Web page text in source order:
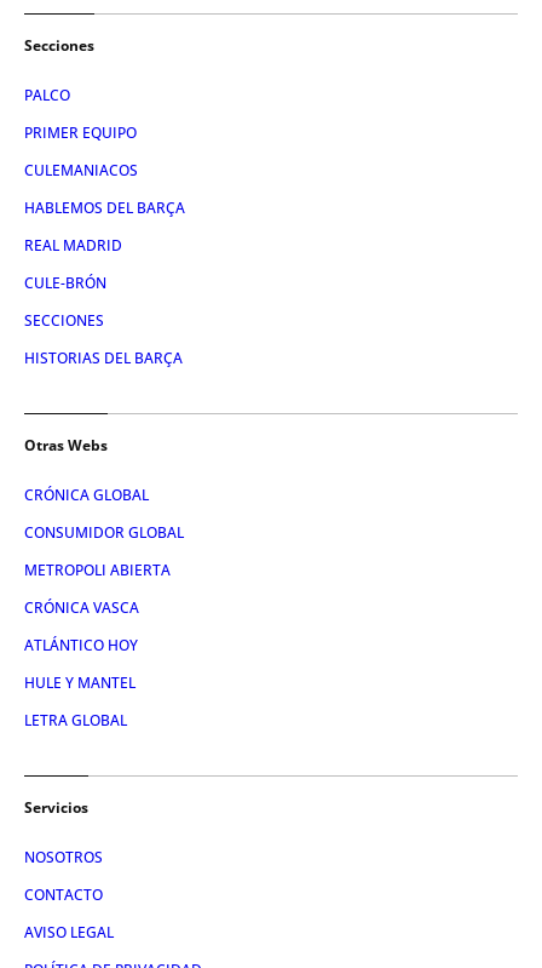
Secciones
PALCO
PRIMER EQUIPO
CULEMANIACOS
HABLEMOS DEL BARÇA
REAL MADRID
CULE-BRÓN
SECCIONES
HISTORIAS DEL BARÇA
Otras Webs
CRÓNICA GLOBAL
CONSUMIDOR GLOBAL
METROPOLI ABIERTA
CRÓNICA VASCA
ATLÁNTICO HOY
HULE Y MANTEL
LETRA GLOBAL
Servicios
NOSOTROS
CONTACTO
AVISO LEGAL